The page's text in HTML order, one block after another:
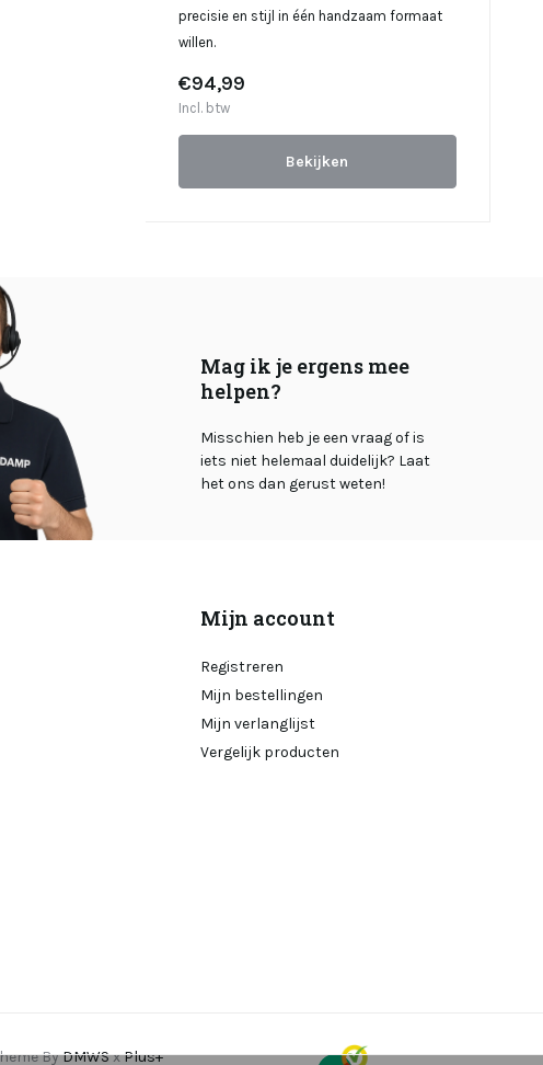
precisie en stijl in één handzaam formaat
willen.
€94,99
Incl. btw
Bekijken
Mag ik je ergens mee
helpen?
Misschien heb je een vraag of is
iets niet helemaal duidelijk? Laat
het ons dan gerust weten!
Mijn account
Registreren
Mijn bestellingen
Mijn verlanglijst
Vergelijk producten
ByDMWSxPlus+